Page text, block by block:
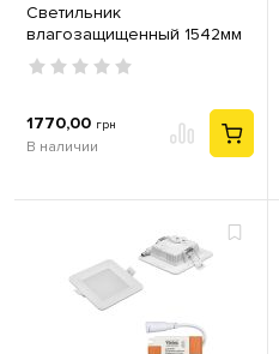
Светильник
влагозащищенный 1542мм
90Вт 4200K IP65 OKYANUS-
90
1770,00 грн
В наличии